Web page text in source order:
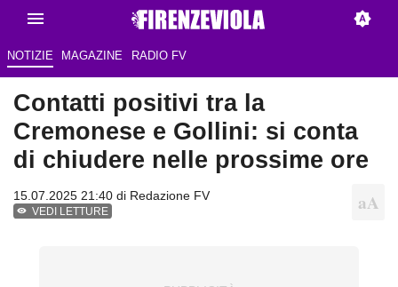
NOTIZIE MAGAZINE RADIO FV
Contatti positivi tra la
Cremonese e Gollini: si conta
di chiudere nelle prossime ore
15.07.2025 21:40 di Redazione FV
VEDI LETTURE